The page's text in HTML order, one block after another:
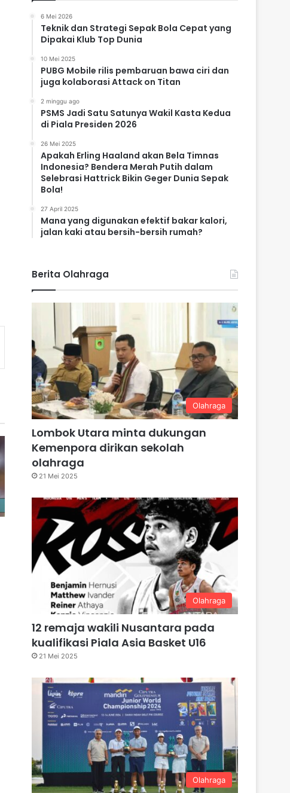
6 Mei 2026
Teknik dan Strategi Sepak Bola Cepat yang
Dipakai Klub Top Dunia
10 Mei 2025
PUBG Mobile rilis pembaruan bawa ciri dan
juga kolaborasi Attack on Titan
2 minggu ago
PSMS Jadi Satu Satunya Wakil Kasta Kedua
di Piala Presiden 2026
26 Mei 2025
Apakah Erling Haaland akan Bela Timnas
Indonesia? Bendera Merah Putih dalam
Selebrasi Hattrick Bikin Geger Dunia Sepak
Bola!
27 April 2025
Mana yang digunakan efektif bakar kalori,
jalan kaki atau bersih-bersih rumah?
Berita Olahraga
Olahraga
Lombok Utara minta dukungan
Kemenpora dirikan sekolah
olahraga
21 Mei 2025
Olahraga
12 remaja wakili Nusantara pada
kualifikasi Piala Asia Basket U16
21 Mei 2025
Olahraga